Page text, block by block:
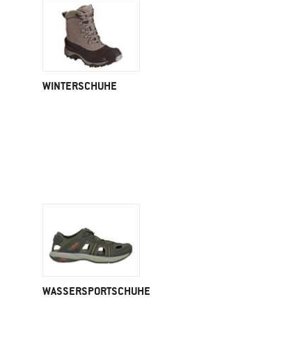
WINTERSCHUHE
WASSERSPORTSCHUHE